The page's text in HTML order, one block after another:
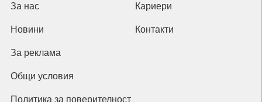
За нас Кариери
Новини Контакти
За реклама
Общи условия
Политика за поверителност